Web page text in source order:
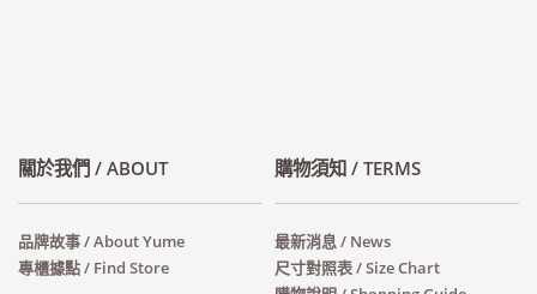
關於我們 / ABOUT
品牌故事 / About Yume
專櫃據點 / Find Store
購物須知 / TERMS
最新消息 / News
尺寸對照表 / Size Chart